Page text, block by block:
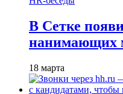
В Сетке
нанимающих
18 марта